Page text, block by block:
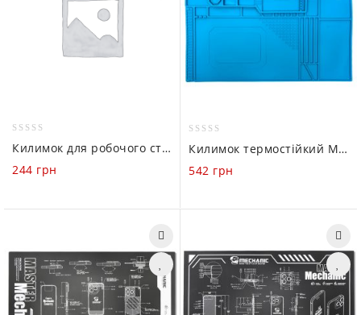
out
of
Килимок для робочого столу комп’ютерний Mechanic (300 х 800mm)
244 грн
out
of
Килимок термостійкий Mechanic V71 (550 х 380mm)
542 грн